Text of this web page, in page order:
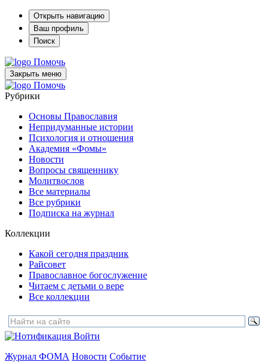
Открыть навигацию
Ваш профиль
Поиск
Помочь
Закрыть меню
Помочь
Рубрики
Основы Православия
Непридуманные истории
Психология и отношения
Академия «Фомы»
Новости
Вопросы священнику
Молитвослов
Все материалы
Все рубрики
Подписка на журнал
Коллекции
Какой сегодня праздник
Райсовет
Православное богослужение
Читаем с детьми о вере
Все коллекции
Войти
Журнал ФОМА Новости Событие